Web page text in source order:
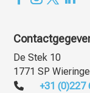
De Stek 10
1771 SP
+31 (0)227